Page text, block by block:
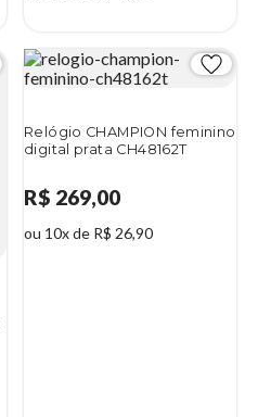
Relógio CHAMPION feminino
digital prata CH48162T
R$ 269,00
ou 10x de R$ 26,90